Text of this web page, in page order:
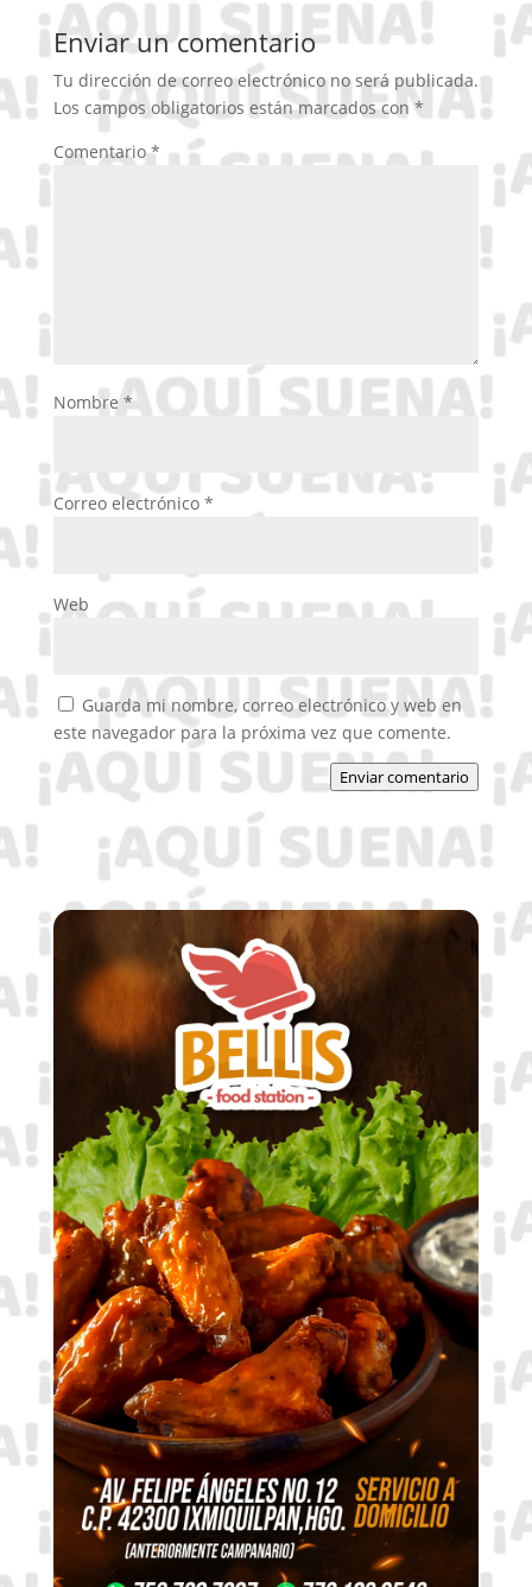
Enviar un comentario
Tu dirección de correo electrónico no será publicada.
Los campos obligatorios están marcados con*
Comentario*
Nombre*
Correo electrónico *
Web
Guarda mi nombre, correo electrónico y web en
este navegador para la próxima vez que comente.
Enviar comentario